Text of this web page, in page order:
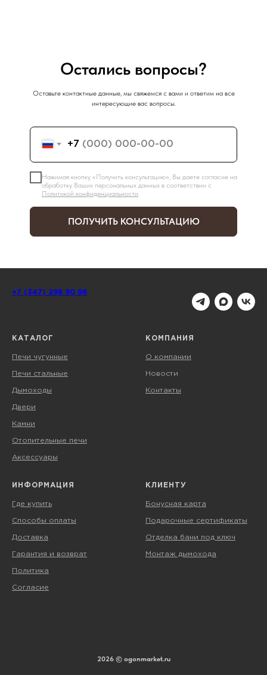
Остались вопросы?
Оставьте контактные данные, мы свяжемся с вами и ответим на все
интересующие вас вопросы.
+7
Нажимая кнопку «Получить консультацию», Вы даете согласие на
обработку Ваших персональных данных в соответствии с
Политикой конфиденциальности.
ПОЛУЧИТЬ КОНСУЛЬТАЦИЮ
+7 (347) 298 90 98
КАТАЛОГ
Печи чугунные
Печи стальные
Дымоходы
Двери
Камни
Отопительные печи
Аксессуары
КОМПАНИЯ
О компании
Новости
Контакты
ИНФОРМАЦИЯ
Где купить
Способы оплаты
Доставка
Гарантия и возврат
Политика
Согласие
КЛИЕНТУ
Бонусная карта
Подарочные сертификаты
Отделка бани под ключ
Монтаж дымохода
2026 © ogonmarket.ru